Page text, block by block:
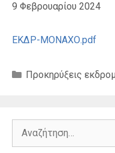
9 Φεβρουαρίου 2024
ΕΚΔΡ-ΜΟΝΑΧΟ.pdf
Κατηγορίες
Προκηρύξεις
Αναζήτηση